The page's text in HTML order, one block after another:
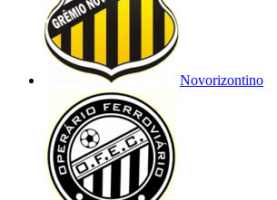
Novorizontino